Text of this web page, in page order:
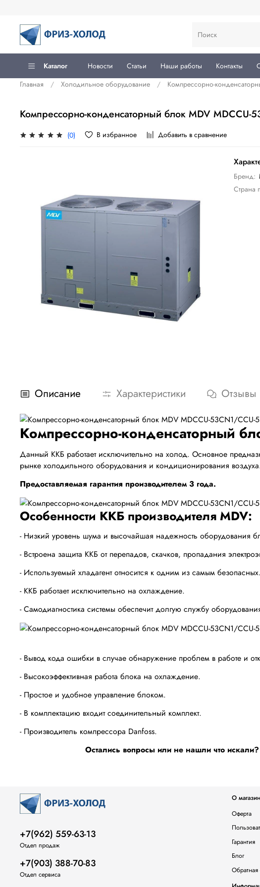
Каталог Новости Статьи Наши работы Контакты
Главная
Холодильное оборудование Компрессорно-
Компрессорно-конденсаторный блок MDV MDCCU-
(0) В избранное Добавить в сравнение
Бренд:
Страна
Описание Характеристики Отзывы
Компрессорно-конденсаторный
Данный ККБ работает исключительно на холод. Основное
рынке холодильного оборудования и кондиционирования
Предоставляемая гарантия производителем 3 года.
Особенности ККБ производителя MDV:
- Низкий уровень шума и высочайшая надежность оборудования
- Встроена защита ККБ от перепадов, скачков, пропадания
- Используемый хладагент относится к одним из самым безопасных.
- ККБ работает исключительно на охлаждение.
- Самодиагностика системы обеспечит долгую службу
- Вывод кода ошибки в случае обнаружение проблем в работе и
- Высокоэффективная работа блока на охлаждение.
- Простое и удобное управление блоком.
- В комплектацию входит соединительный комплект.
- Производитель компрессора Danfoss.
Остались вопросы или не нашли что
О
Оферта
Гарантия
Блог
Обратная
+7(962) 559-63-13
Отдел продаж
+7(903) 388-70-83
Отдел сервиса